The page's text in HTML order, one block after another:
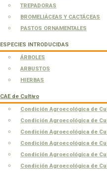
TREPADORAS
BROMELIÁCEAS Y CACTÁCEAS
PASTOS ORNAMENTALES
ESPECIES INTRODUCIDAS
ÁRBOLES
ARBUSTOS
HIERBAS
CAE de Cultivo
Condición Agroecológica de
Condición Agroecológica de
Condición Agroecológica de
Condición Agroecológica de
Condición Agroecológica de
Condición Agroecológica de